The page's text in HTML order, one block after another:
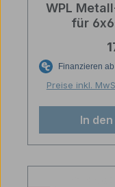
WPL
für
Preise inkl.
In